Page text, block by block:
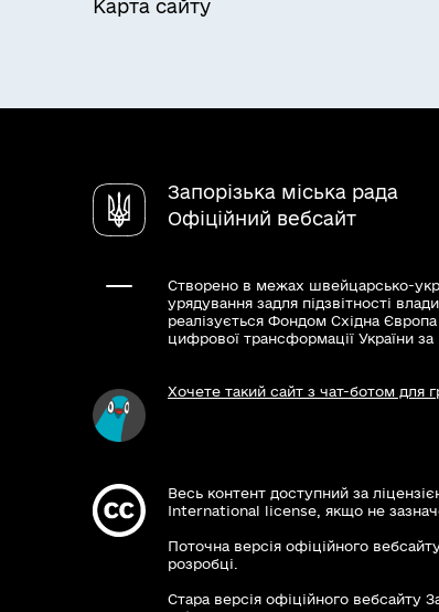
Карта сайту
Запорізька міська рада
Офіційний вебсайт
Створено в межах швейцарсько-
урядування задля підзвітності
реалізується Фондом Східна
цифрової трансформації України за
Хочете такий сайт з чат-ботом для
Весь контент доступний за
International license, якщо не
Поточна версія офіційного
розробці.
Стара версія офіційного вебсайту